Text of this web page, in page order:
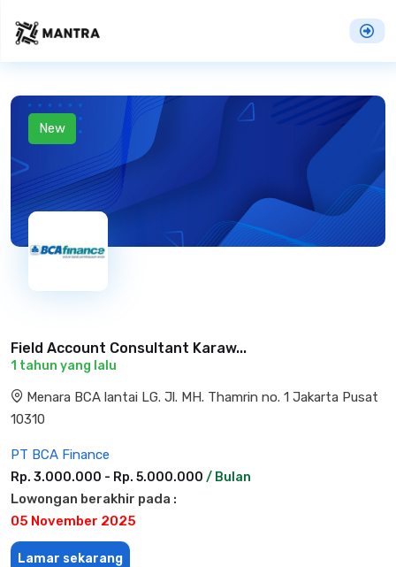
New
Field Account Consultant Karaw...
1 tahun yang lalu
Menara BCA lantai LG. Jl. MH. Thamrin no. 1 Jakarta Pusat
10310
PT BCA Finance
Rp. 3.000.000 - Rp. 5.000.000 / Bulan
Lowongan berakhir pada :
05 November 2025
Lamar sekarang